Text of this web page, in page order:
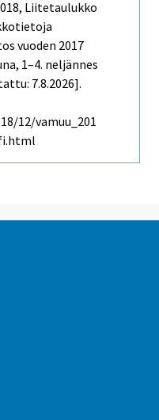
Liitetaulukko
vuoden 2017
1–4. neljännes
7.8.2026].
12/vamuu_201